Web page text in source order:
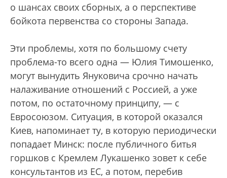
о шансах своих сборных, а о перспективе
бойкота первенства со стороны Запада.
Эти проблемы, хотя по большому счету
проблема-то всего одна — Юлия Тимошенко,
могут вынудить Януковича срочно начать
налаживание отношений с Россией, а уже
потом, по остаточному принципу, — с
Евросоюзом. Ситуация, в которой оказался
Киев, напоминает ту, в которую периодически
попадает Минск: после публичного битья
горшков с Кремлем Лукашенко зовет к себе
консультантов из ЕС, а потом, перебив